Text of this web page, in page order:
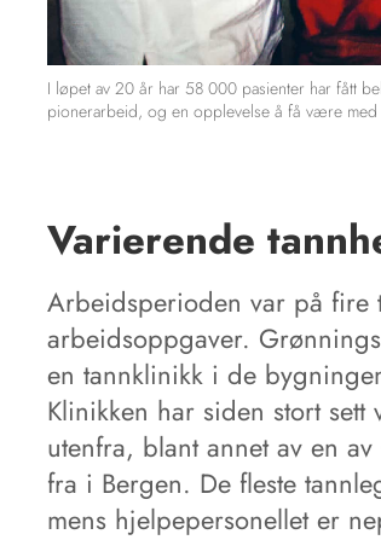
I løpet av 20 år har 58 000 pasienter har fått
pionerarbeid, og en opplevelse å få være
Varierende
Arbeidsperioden var på fire
arbeidsoppgaver.
en tannklinikk i de
Klinikken har siden stort
utenfra, blant annet av en
fra i Bergen. De fleste
mens hjelpepersonellet er